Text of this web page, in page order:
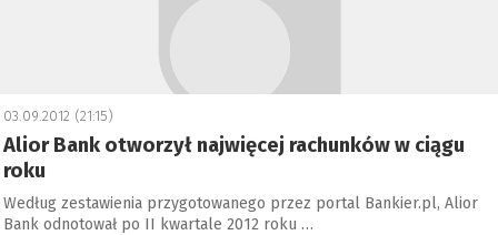
03.09.2012 (21:15)
Alior Bank otworzył najwięcej rachunków w ciągu
roku
Według zestawienia przygotowanego przez portal Bankier.pl, Alior
Bank odnotował po II kwartale 2012 roku …